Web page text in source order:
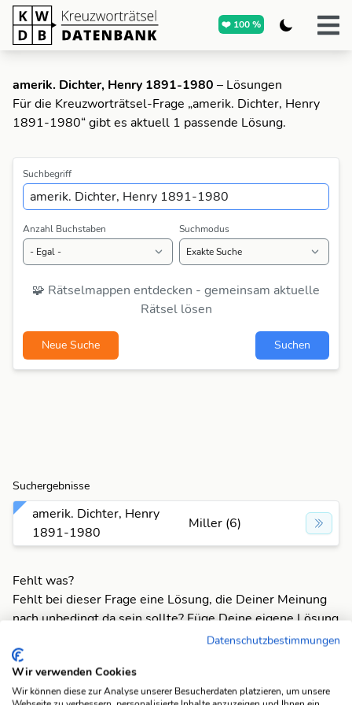
❤️ 100 %
amerik. Dichter, Henry 1891-1980 – Lösungen
Für die Kreuzworträtsel-Frage „amerik. Dichter, Henry
1891-1980“ gibt es aktuell 1 passende Lösung.
Suchbegriff
Anzahl Buchstaben Suchmodus
🧩 Rätselmappen entdecken - gemeinsam aktuelle
Rätsel lösen
Neue Suche Suchen
Suchergebnisse
amerik. Dichter, Henry
1891-1980
Miller (6)
Fehlt was?
Fehlt bei dieser Frage eine Lösung, die Deiner Meinung
nach unbedingt da sein sollte? Füge Deine eigene Lösung
hinzu und bereichere unsere Datenbank!
Mach mit und registriere dich!
Datenschutzbestimmungen
Wir verwenden Cookies
Wir können diese zur Analyse unserer Besucherdaten platzieren, um unsere